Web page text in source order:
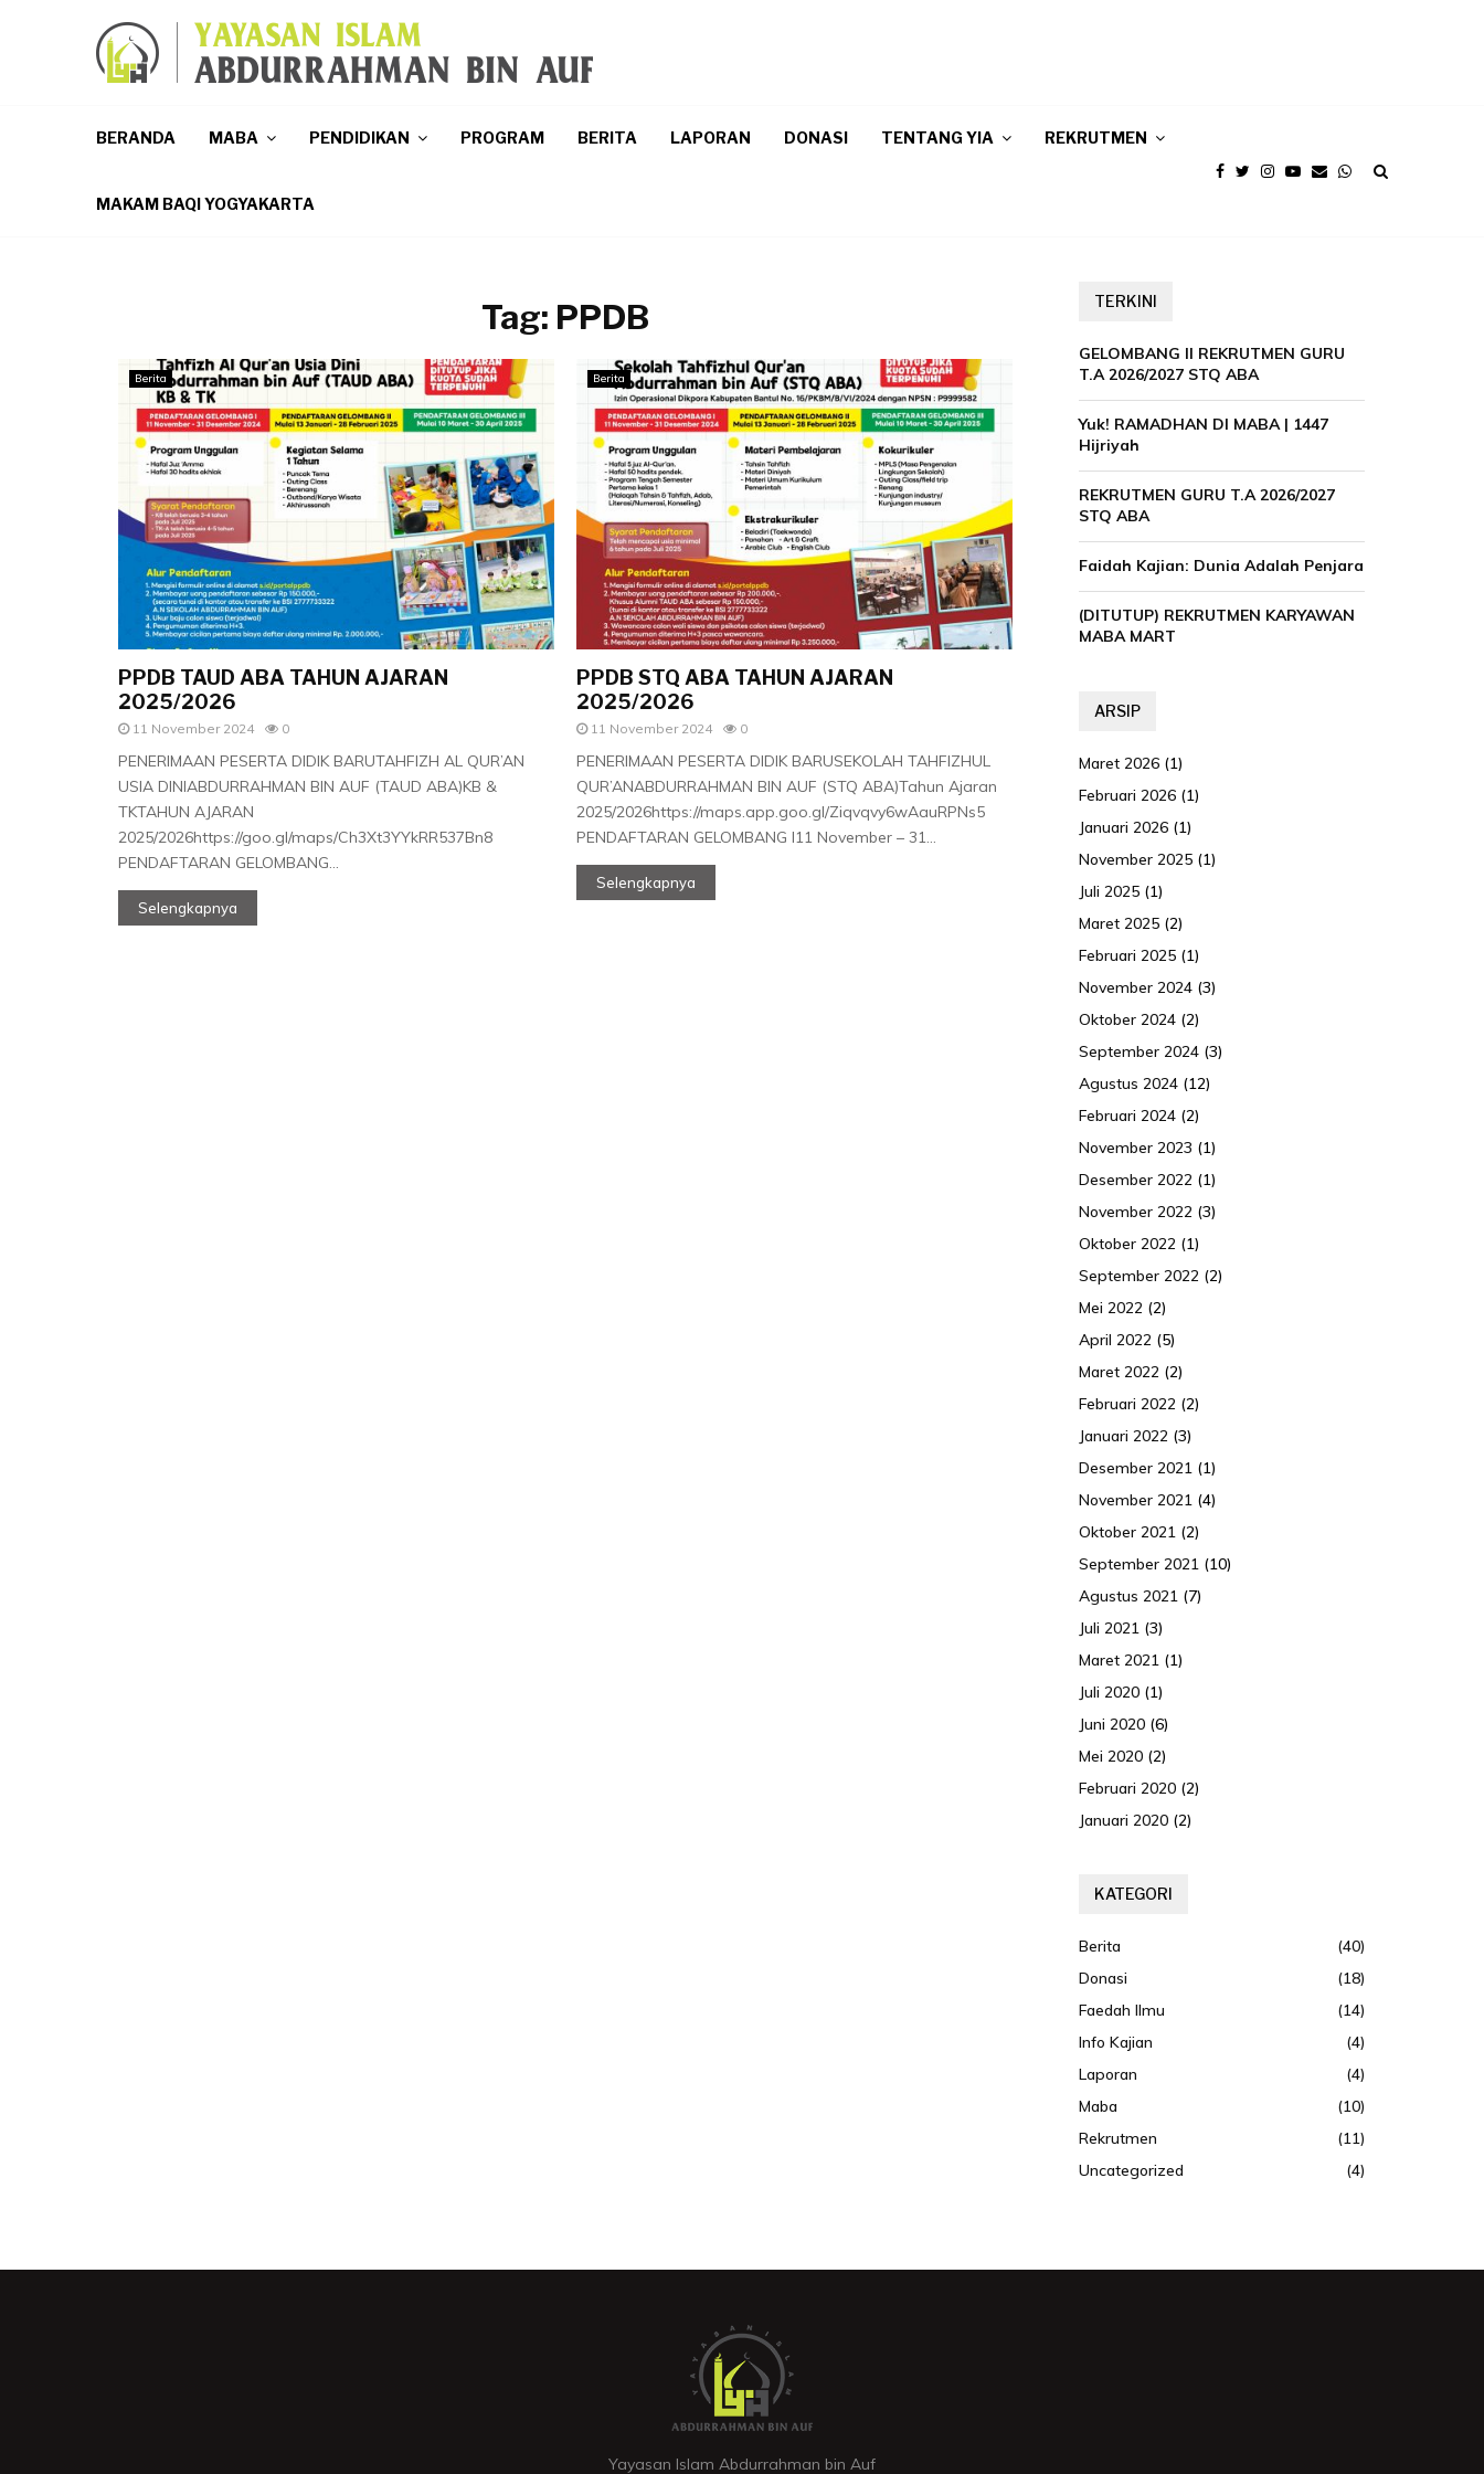
BERANDA MABA PENDIDIKAN PROGRAM BERITA LAPORAN DONASI TENTANG YIA REKRUTMEN
MAKAM BAQI YOGYAKARTA
Tag: PPDB
Berita
PPDB TAUD ABA TAHUN AJARAN
2025/2026
11 November 2024 0
PENERIMAAN PESERTA DIDIK BARUTAHFIZH AL QUR’AN
USIA DINIABDURRAHMAN BIN AUF (TAUD ABA)KB &
TKTAHUN AJARAN
2025/2026https://goo.gl/maps/Ch3Xt3YYkRR537Bn8
PENDAFTARAN GELOMBANG...
Selengkapnya
Berita
PPDB STQ ABA TAHUN AJARAN
2025/2026
11 November 2024 0
PENERIMAAN PESERTA DIDIK BARUSEKOLAH TAHFIZHUL
QUR’ANABDURRAHMAN BIN AUF (STQ ABA)Tahun Ajaran
2025/2026https://maps.app.goo.gl/Ziqvqvy6wAauRPNs5
PENDAFTARAN GELOMBANG I11 November – 31...
Selengkapnya
TERKINI
GELOMBANG II REKRUTMEN GURU
T.A 2026/2027 STQ ABA
Yuk! RAMADHAN DI MABA | 1447
Hijriyah
REKRUTMEN GURU T.A 2026/2027
STQ ABA
Faidah Kajian: Dunia Adalah Penjara
(DITUTUP) REKRUTMEN KARYAWAN
MABA MART
ARSIP
Maret 2026 (1)
Februari 2026 (1)
Januari 2026 (1)
November 2025 (1)
Juli 2025 (1)
Maret 2025 (2)
Februari 2025 (1)
November 2024 (3)
Oktober 2024 (2)
September 2024 (3)
Agustus 2024 (12)
Februari 2024 (2)
November 2023 (1)
Desember 2022 (1)
November 2022 (3)
Oktober 2022 (1)
September 2022 (2)
Mei 2022 (2)
April 2022 (5)
Maret 2022 (2)
Februari 2022 (2)
Januari 2022 (3)
Desember 2021 (1)
November 2021 (4)
Oktober 2021 (2)
September 2021 (10)
Agustus 2021 (7)
Juli 2021 (3)
Maret 2021 (1)
Juli 2020 (1)
Juni 2020 (6)
Mei 2020 (2)
Februari 2020 (2)
Januari 2020 (2)
KATEGORI
Berita
(40)
Donasi
(18)
Faedah Ilmu
(14)
Info Kajian
(4)
Laporan
(4)
Maba
(10)
Rekrutmen
(11)
Uncategorized
(4)
Yayasan Islam Abdurrahman bin Auf